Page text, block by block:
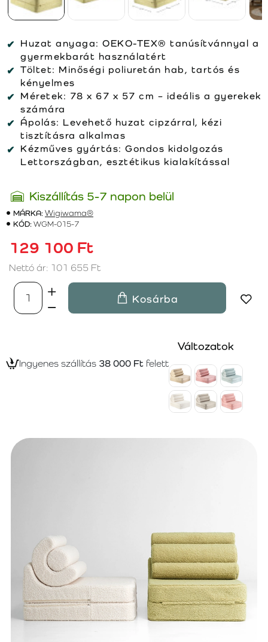
Huzat anyaga: OEKO-TEX® tanúsítvánnyal a
gyermekbarát használatért
Töltet: Minőségi poliuretán hab, tartós és
kényelmes
Méretek: 78 x 67 x 57 cm – ideális a gyerekek
számára
Ápolás: Levehető huzat cipzárral, kézi
tisztításra alkalmas
Kézműves gyártás: Gondos kidolgozás
Lettországban, esztétikus kialakítással
Kiszállítás 5-7 napon belül
MÁRKA:Wigiwama®
KÓD:WGM-015-7
129 100 Ft
Nettó ár: 101 655 Ft
Kosárba
Ingyenes szállítás 38 000 Ft felett
Változatok